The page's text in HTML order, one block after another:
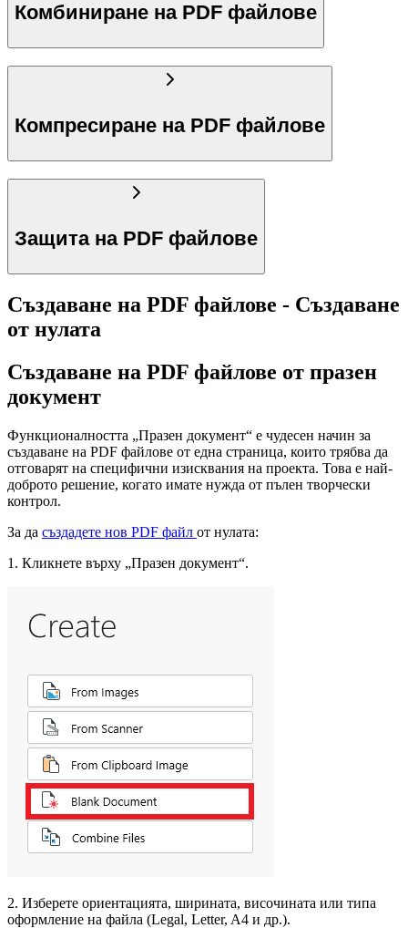
Комбиниране на PDF файлове
Компресиране на PDF файлове
Защита на PDF файлове
Създаване на PDF файлове - Създаване
от нулата
Създаване на PDF файлове от празен
документ
Функционалността „Празен документ“ е чудесен начин за
създаване на PDF файлове от една страница, които трябва да
отговарят на специфични изисквания на проекта. Това е най-
доброто решение, когато имате нужда от пълен творчески
контрол.
За да създадете нов PDF файл от нулата:
1. Кликнете върху „Празен документ“.
2. Изберете ориентацията, ширината, височината или типа
оформление на файла (Legal, Letter, A4 и др.).